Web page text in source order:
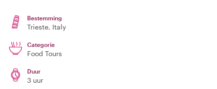
Bestemming
Trieste, Italy
Categorie
Food Tours
Duur
3 uur